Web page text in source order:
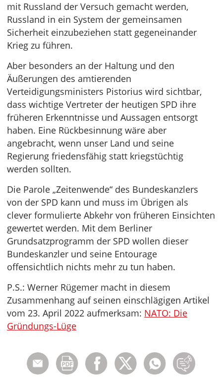
mit Russland der Versuch gemacht werden,
Russland in ein System der gemeinsamen
Sicherheit einzubeziehen statt gegeneinander
Krieg zu führen.
Aber besonders an der Haltung und den
Äußerungen des amtierenden
Verteidigungsministers Pistorius wird sichtbar,
dass wichtige Vertreter der heutigen SPD ihre
früheren Erkenntnisse und Aussagen entsorgt
haben. Eine Rückbesinnung wäre aber
angebracht, wenn unser Land und seine
Regierung friedensfähig statt kriegstüchtig
werden sollten.
Die Parole „Zeitenwende“ des Bundeskanzlers
von der SPD kann und muss im Übrigen als
clever formulierte Abkehr von früheren Einsichten
gewertet werden. Mit dem Berliner
Grundsatzprogramm der SPD wollen dieser
Bundeskanzler und seine Entourage
offensichtlich nichts mehr zu tun haben.
P.S.: Werner Rügemer macht in diesem
Zusammenhang auf seinen einschlägigen Artikel
vom 23. April 2022 aufmerksam: NATO: Die
Gründungs-Lüge